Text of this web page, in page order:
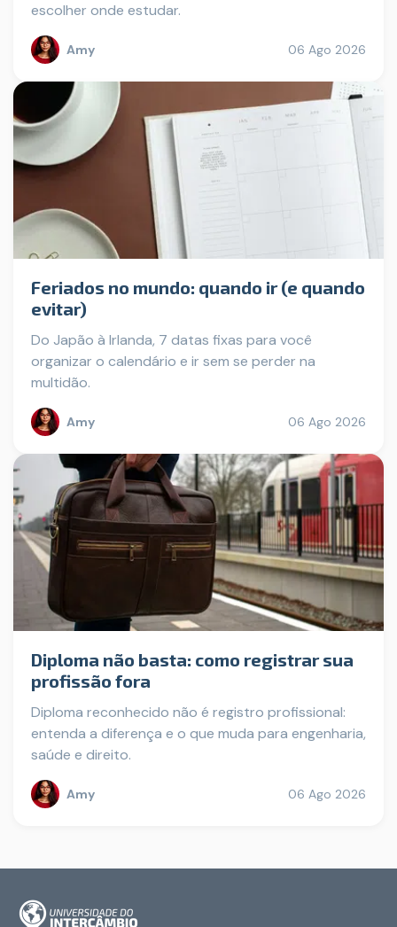
escolher onde estudar.
Amy 06 Ago 2026
Feriados no mundo: quando ir (e quando
evitar)
Do Japão à Irlanda, 7 datas fixas para você
organizar o calendário e ir sem se perder na
multidão.
Amy 06 Ago 2026
Diploma não basta: como registrar sua
profissão fora
Diploma reconhecido não é registro profissional:
entenda a diferença e o que muda para engenharia,
saúde e direito.
Amy 06 Ago 2026